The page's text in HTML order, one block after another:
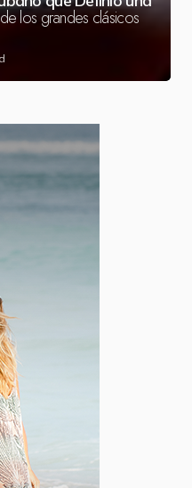
los grandes clásicos